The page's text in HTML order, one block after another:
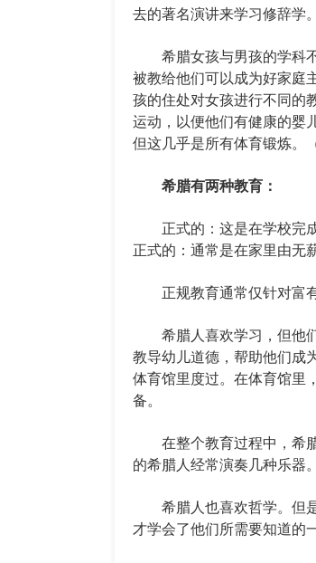
去的著名演讲来学习修辞学
希腊女孩与男孩的学科不
被教给他们可以成为好家庭
孩的住处对女孩进行不同的
运动，以便他们有健康的婴
但这几乎是所有体育锻炼。
希腊有两种教育：
正式的：这是在学校完成
正式的：通常是在家里由无
正规教育通常仅针对富有
希腊人喜欢学习，但他们
教导幼儿道德，帮助他们成
体育馆里度过。在体育馆里
备。
在整个教育过程中，希腊
的希腊人经常演奏几种乐器。
希腊人也喜欢哲学。但是
才学会了他们所需要知道的一